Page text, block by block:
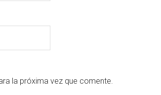
la próxima vez que comente.